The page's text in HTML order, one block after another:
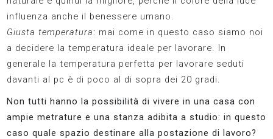
influenza anche il benessere umano.
Giusta temperatura: mai come in questo caso siamo noi
a decidere la temperatura ideale per lavorare. In
generale la temperatura perfetta per lavorare seduti
davanti al pc è di poco al di sopra dei 20 gradi.
Non tutti hanno la possibilità di vivere in una casa con
ampie metrature e una stanza adibita a studio: in questo
caso quale spazio destinare alla postazione di lavoro?